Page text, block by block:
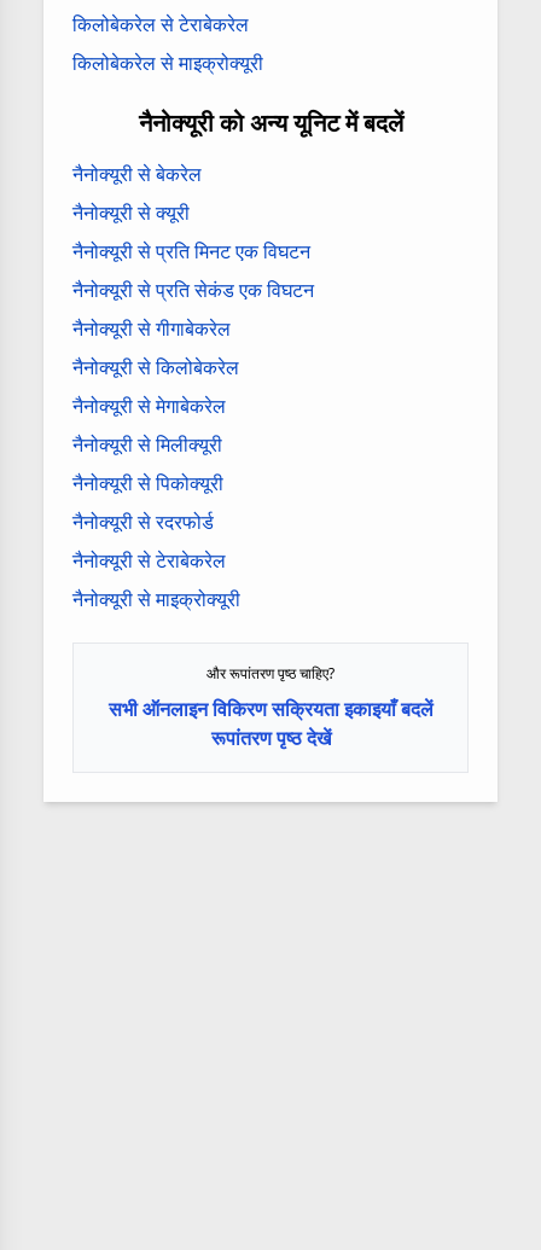
किलोबेकरेल से टेराबेकरेल
किलोबेकरेल से माइक्रोक्यूरी
नैनोक्यूरी को अन्य यूनिट में बदलें
नैनोक्यूरी से बेकरेल
नैनोक्यूरी से क्यूरी
नैनोक्यूरी से प्रति मिनट एक विघटन
नैनोक्यूरी से प्रति सेकंड एक विघटन
नैनोक्यूरी से गीगाबेकरेल
नैनोक्यूरी से किलोबेकरेल
नैनोक्यूरी से मेगाबेकरेल
नैनोक्यूरी से मिलीक्यूरी
नैनोक्यूरी से पिकोक्यूरी
नैनोक्यूरी से रदरफोर्ड
नैनोक्यूरी से टेराबेकरेल
नैनोक्यूरी से माइक्रोक्यूरी
और रूपांतरण पृष्ठ चाहिए?
सभी ऑनलाइन विकिरण सक्रियता इकाइयाँ बदलें
रूपांतरण पृष्ठ देखें